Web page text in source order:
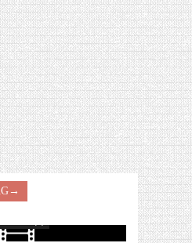
Santé #68 : se sentir